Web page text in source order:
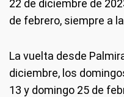
22 de diciembre de
de febrero, siempre a
La vuelta desde
diciembre, los
13 y domingo 25 de